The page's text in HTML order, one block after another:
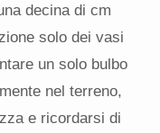
decina di cm
solo dei vasi
un solo bulbo
nel terreno,
e ricordarsi di